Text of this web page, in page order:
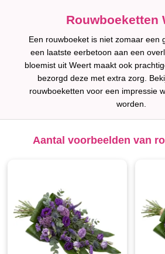
Rouwboeketten
Een rouwboeket is niet zomaar een
een laatste eerbetoon aan een
bloemist uit Weert maakt ook
bezorgd deze met extra zorg.
rouwboeketten voor een impressie
worden.
Aantal voorbeelden van